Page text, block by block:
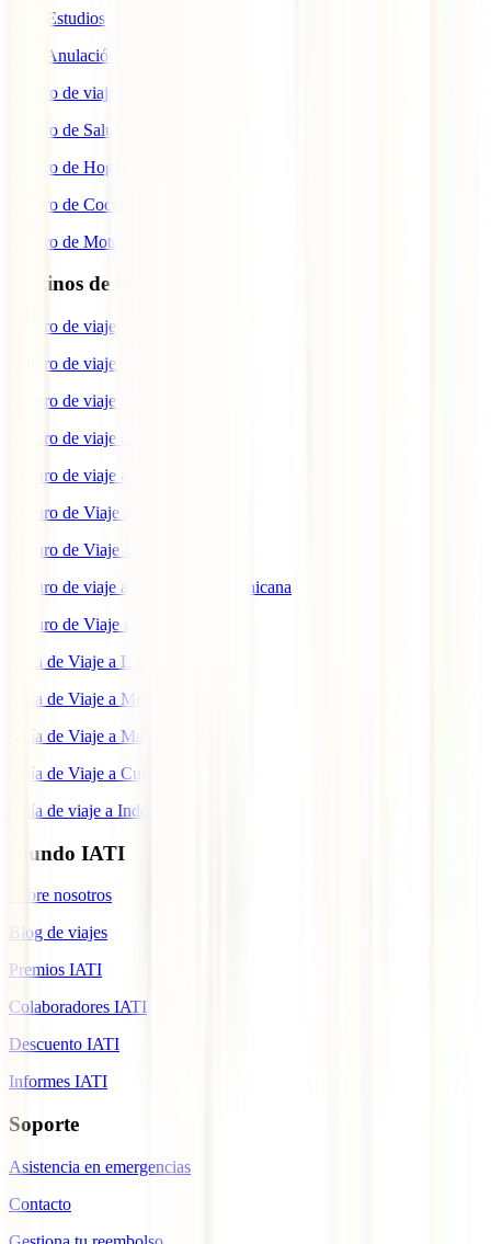
IATI Estudios
IATI Anulación Premium
Seguro de viaje COVID
Seguro de Salud
Seguro de Hogar
Seguro de Coche
Seguro de Moto
Destinos de interés
Seguro de viaje a EEUU
Seguro de viaje a Indonesia
Seguro de viaje a Marruecos
Seguro de viaje a Reino Unido
Seguro de viaje a México
Seguro de Viaje a Tailandia
Seguro de Viaje a China
Seguro de viaje a República Dominicana
Seguro de Viaje a Colombia
Guía de Viaje a Estados Unidos
Guía de Viaje a México
Guía de Viaje a Marruecos
Guía de Viaje a Cuba
Guía de viaje a Indonesia
Mundo IATI
Sobre nosotros
Blog de viajes
Premios IATI
Colaboradores IATI
Descuento IATI
Informes IATI
Soporte
Asistencia en emergencias
Contacto